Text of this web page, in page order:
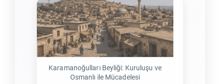
Karamanoğulları Beyliği: Kuruluşu ve
Osmanlı ile Mücadelesi